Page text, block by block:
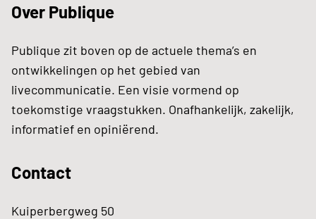
Over Publique
Publique zit boven op de actuele thema’s en
ontwikkelingen op het gebied van
livecommunicatie. Een visie vormend op
toekomstige vraagstukken. Onafhankelijk, zakelijk,
informatief en opiniërend.
Contact
Kuiperbergweg 50